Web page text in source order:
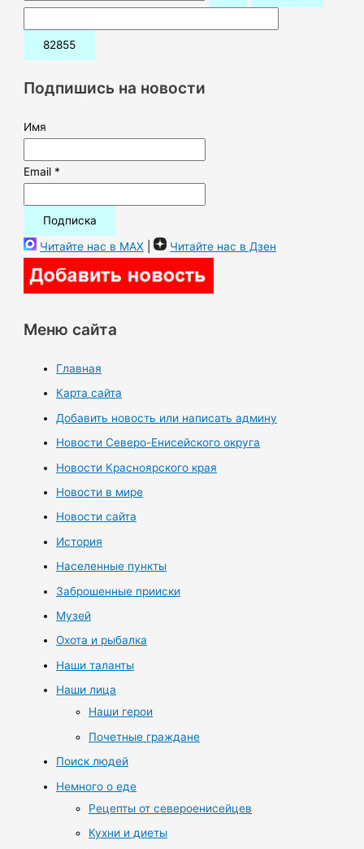
о
и
:Подпишись на новости
Имя
Email *
Читайте нас в MAX | Читайте нас в Дзен
Меню сайта
Главная
Карта сайта
Добавить новость или написать админу
Новости Северо-Енисейского округа
Новости Красноярского края
Новости в мире
Новости сайта
История
Населенные пункты
Заброшенные прииски
Музей
Охота и рыбалка
Наши таланты
Наши лица
Наши герои
Почетные граждане
Поиск людей
Немного о еде
Рецепты от североенисейцев
Кухни и диеты